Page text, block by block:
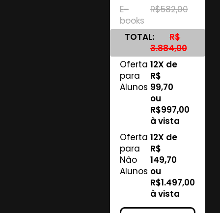
E-
books
R$582,00
TOTAL:
R$
3.884,00
Oferta
para
Alunos
12X de
R$
99,70
ou
R$997,00
à vista
Oferta
para
Não
Alunos
12X de
R$
149,70
ou
R$1.497,00
à vista